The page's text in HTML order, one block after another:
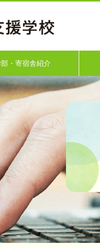
・寄宿舎紹介